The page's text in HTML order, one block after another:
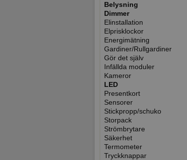
Belysning
Dimmer
Elinstallation
Elprisklockor
Energimätning
Gardiner/Rullgardiner
Gör det själv
Infällda moduler
Kameror
LED
Presentkort
Sensorer
Stickpropp/schuko
Storpack
Strömbrytare
Säkerhet
Termometer
Tryckknappar